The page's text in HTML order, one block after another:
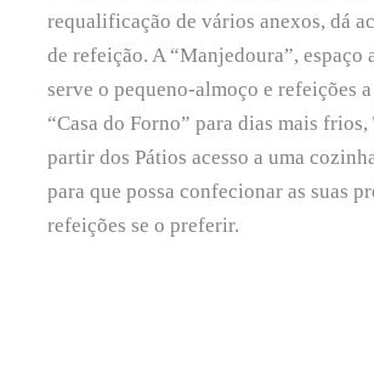
requalificação de vários anexos, dá
de refeição. A “Manjedoura”, espaço
serve o pequeno-almoço e refeições
“Casa do Forno” para dias mais frios,
partir dos Pátios acesso a uma
para que possa confecionar as suas
refeições se o preferir.